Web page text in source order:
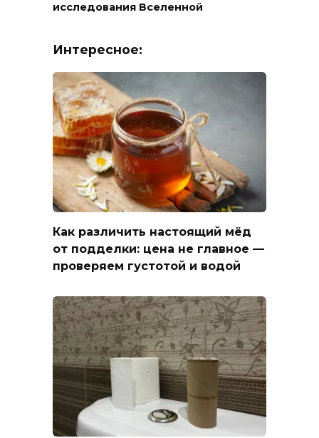
исследования Вселенной
Интересное:
Как различить настоящий мёд
от подделки: цена не главное —
проверяем густотой и водой